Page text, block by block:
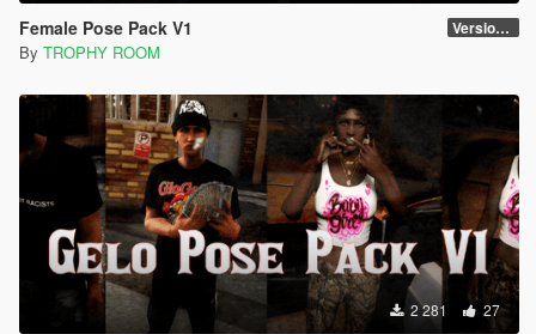
Female Pose Pack V1 Version 1.0
By TROPHY ROOM
2 281 27